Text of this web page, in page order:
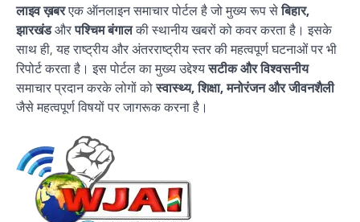
लाइव ख़बरएक ऑनलाइन समाचार पोर्टल है जो मुख्य रूप सेबिहार,
झारखंडऔरपश्चिम बंगालकी स्थानीय खबरों को कवर करता है। इसके
साथ ही, यह राष्ट्रीय और अंतरराष्ट्रीय स्तर की महत्वपूर्ण घटनाओं पर भी
रिपोर्ट करता है। इस पोर्टल का मुख्य उद्देश्यसटीक और विश्वसनीय
समाचार प्रदान करके लोगों कोस्वास्थ्य, शिक्षा, मनोरंजन और जीवनशैली
जैसे महत्वपूर्ण विषयों पर जागरूक करना है।